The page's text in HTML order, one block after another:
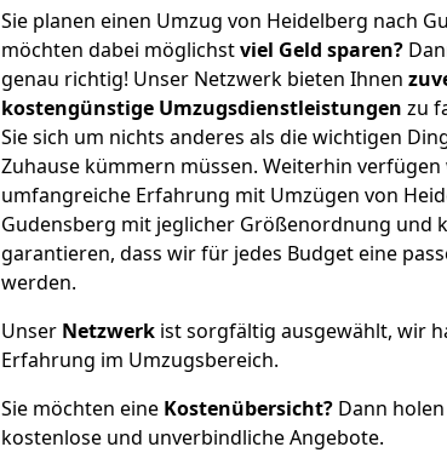
Sie planen einen Umzug von Heidelberg nach
möchten dabei möglichstviel Geld sparen?
genau richtig! Unser Netzwerk bieten Ihnen
kostengünstige Umzugsdienstleistungen zu
Sie sich um nichts anderes als die wichtigen
Zuhause kümmern müssen. Weiterhin
umfangreiche Erfahrung mit Umzügen von
Gudensberg mit jeglicher Größenordnung und
garantieren, dass wir für jedes Budget eine
werden.
Unser Netzwerk ist sorgfältig ausgewählt, wir
Erfahrung im Umzugsbereich.
Sie möchten eine Kostenübersicht? Dann
kostenlose und unverbindliche Angebote.